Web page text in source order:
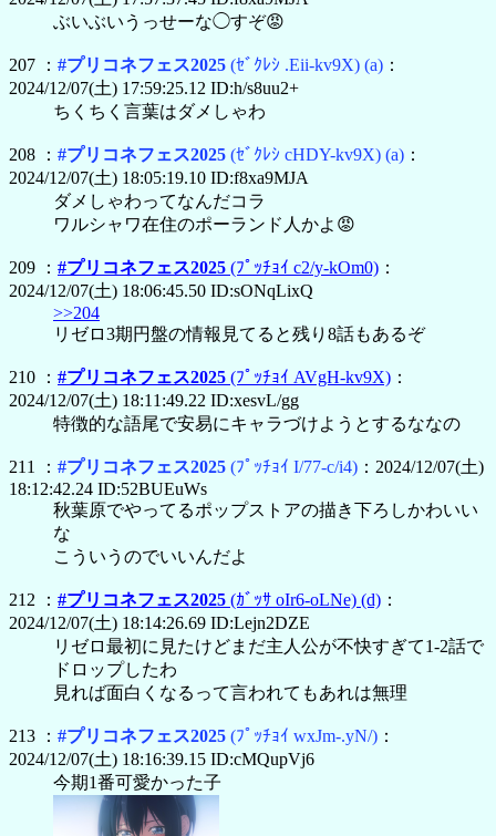
ぶいぶいうっせーな◯すぞ😡
207 ： #プリコネフェス2025 (ｾﾞｸﾚｼ .Eii-kv9X) (a) ：
2024/12/07(土) 17:59:25.12 ID:h/s8uu2+
ちくちく言葉はダメしゃわ
208 ： #プリコネフェス2025 (ｾﾞｸﾚｼ cHDY-kv9X) (a) ：
2024/12/07(土) 18:05:19.10 ID:f8xa9MJA
ダメしゃわってなんだコラ
ワルシャワ在住のポーランド人かよ😡
209 ： #プリコネフェス2025 (ﾌﾟｯﾁｮｲ c2/y-kOm0) ：
2024/12/07(土) 18:06:45.50 ID:sONqLixQ
>>204
リゼロ3期円盤の情報見てると残り8話もあるぞ
210 ： #プリコネフェス2025 (ﾌﾟｯﾁｮｲ AVgH-kv9X) ：
2024/12/07(土) 18:11:49.22 ID:xesvL/gg
特徴的な語尾で安易にキャラづけようとするななの
211 ： #プリコネフェス2025 (ﾌﾟｯﾁｮｲ I/77-c/i4) ：2024/12/07(土)
18:12:42.24 ID:52BUEuWs
秋葉原でやってるポップストアの描き下ろしかわいい
な
こういうのでいいんだよ
212 ： #プリコネフェス2025 (ｶﾞｯｻ oIr6-oLNe) (d) ：
2024/12/07(土) 18:14:26.69 ID:Lejn2DZE
リゼロ最初に見たけどまだ主人公が不快すぎて1-2話で
ドロップしたわ
見れば面白くなるって言われてもあれは無理
213 ： #プリコネフェス2025 (ﾌﾟｯﾁｮｲ wxJm-.yN/) ：
2024/12/07(土) 18:16:39.15 ID:cMQupVj6
今期1番可愛かった子